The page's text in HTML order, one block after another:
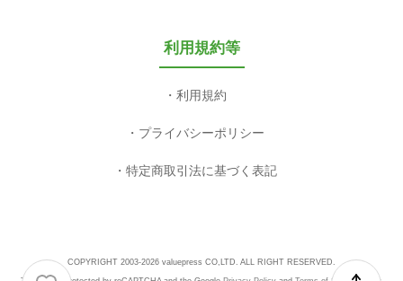
利用規約等
利用規約
プライバシーポリシー
特定商取引法に基づく表記
COPYRIGHT 2003-2026 valuepress CO,LTD. ALL RIGHT RESERVED.